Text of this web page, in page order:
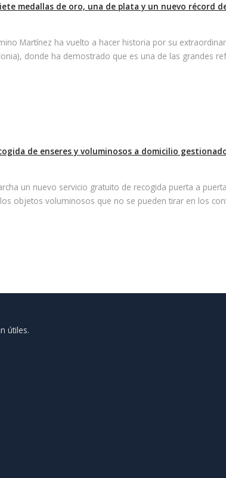
medallas de oro, una de plata y un nuevo récord
Martínez ha vuelto a hacer historia por su
donde ha demostrado que es una de las grandes
de enseres y voluminosos a domicilio gestionado
un nuevo servicio gratuito de recogida puerta a
objetos voluminosos que no se pueden tirar en los
útiles.